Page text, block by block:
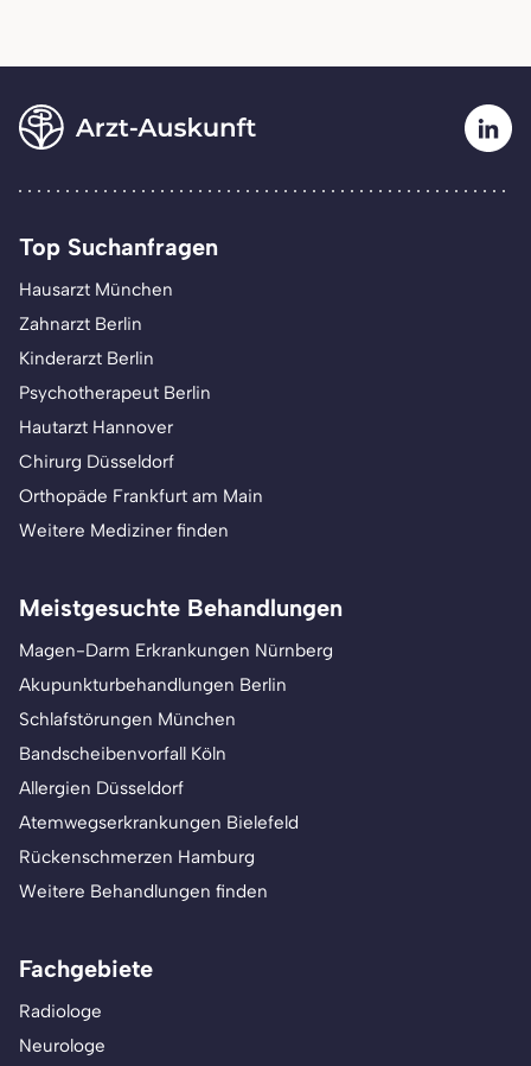
Top Suchanfragen
Hausarzt München
Zahnarzt Berlin
Kinderarzt Berlin
Psychotherapeut Berlin
Hautarzt Hannover
Chirurg Düsseldorf
Orthopäde Frankfurt am Main
Weitere Mediziner finden
Meistgesuchte Behandlungen
Magen-Darm Erkrankungen Nürnberg
Akupunkturbehandlungen Berlin
Schlafstörungen München
Bandscheibenvorfall Köln
Allergien Düsseldorf
Atemwegserkrankungen Bielefeld
Rückenschmerzen Hamburg
Weitere Behandlungen finden
Fachgebiete
Radiologe
Neurologe